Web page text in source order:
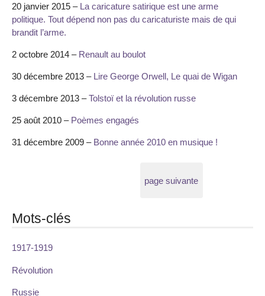
20 janvier 2015 – La caricature satirique est une arme
politique. Tout dépend non pas du caricaturiste mais de qui
brandit l’arme.
2 octobre 2014 – Renault au boulot
30 décembre 2013 – Lire George Orwell, Le quai de Wigan
3 décembre 2013 –Tolstoï et la révolution russe
25 août 2010 – Poèmes engagés
31 décembre 2009 – Bonne année 2010 en musique !
page suivante
Mots-clés
1917-1919
Révolution
Russie